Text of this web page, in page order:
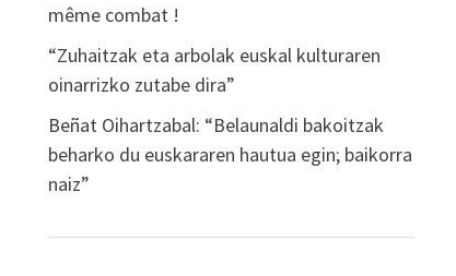
même combat !
“Zuhaitzak eta arbolak euskal kulturaren
oinarrizko zutabe dira”
Beñat Oihartzabal: “Belaunaldi bakoitzak
beharko du euskararen hautua egin; baikorra
naiz”